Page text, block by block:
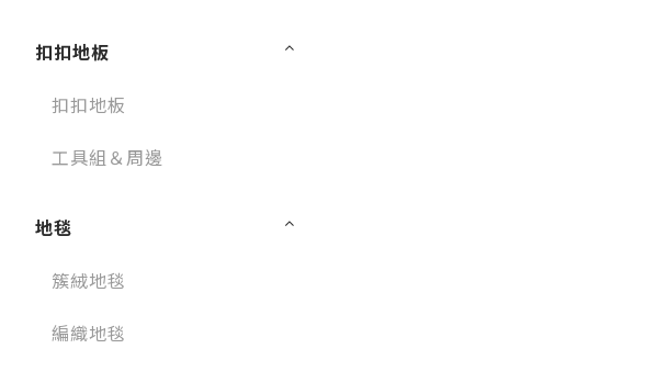
扣扣地板
扣扣地板
工具組＆周邊
地毯
簇絨地毯
編織地毯